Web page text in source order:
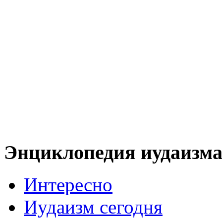
Энциклопедия иудаизма
Интересно
Иудаизм сегодня